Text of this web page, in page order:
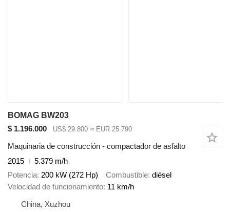
BOMAG BW203
$ 1.196.000
US$ 29.800 ≈ EUR 25.790
Maquinaria de construcción - compactador de asfalto
2015
5.379 m/h
Potencia 200 kW (272 Hp) Combustible diésel
Velocidad de funcionamiento 11 km/h
China, Xuzhou